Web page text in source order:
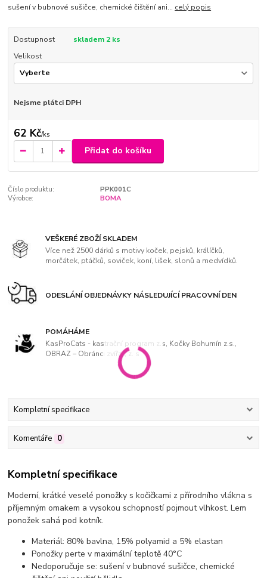
sušení v bubnové sušičce, chemické čištění ani... celý popis
Dostupnost
skladem 2 ks
Velikost
Nejsme plátci DPH
62 Kč/ks
Přidat do košíku
Číslo produktu:
PPK001C
Výrobce:
BOMA
VEŠKERÉ ZBOŽÍ SKLADEM
Více než 2500 dárků s motivy koček, pejsků, králíčků,
morčátek, ptáčků, soviček, koní, lišek, slonů a medvídků.
ODESLÁNÍ OBJEDNÁVKY NÁSLEDUJÍCÍ PRACOVNÍ DEN
POMÁHÁME
KasProCats - kastrační program z.s, Kočky Bohumín z.s.,
OBRAZ – Obránci zvířat, z. s
Kompletní specifikace
Komentáře 0
Kompletní specifikace
Moderní, krátké veselé ponožky s kočičkami z přírodního vlákna s
příjemným omakem a vysokou schopností pojmout vlhkost. Lem
ponožek sahá pod kotník.
Materiál: 80% bavlna, 15% polyamid a 5% elastan
Ponožky perte v maximální teplotě 40°C
Nedoporučuje se: sušení v bubnové sušičce, chemické